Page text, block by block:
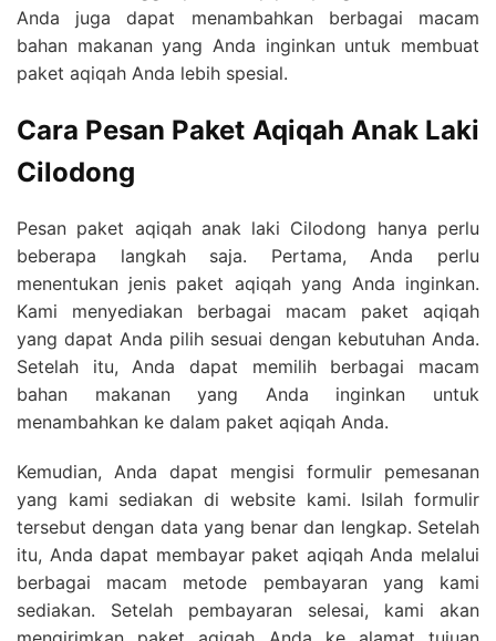
Anda juga dapat menambahkan berbagai macam
bahan makanan yang Anda inginkan untuk membuat
paket aqiqah Anda lebih spesial.
Cara Pesan Paket Aqiqah Anak Laki
Cilodong
Pesan paket aqiqah anak laki Cilodong hanya perlu
beberapa langkah saja. Pertama, Anda perlu
menentukan jenis paket aqiqah yang Anda inginkan.
Kami menyediakan berbagai macam paket aqiqah
yang dapat Anda pilih sesuai dengan kebutuhan Anda.
Setelah itu, Anda dapat memilih berbagai macam
bahan makanan yang Anda inginkan untuk
menambahkan ke dalam paket aqiqah Anda.
Kemudian, Anda dapat mengisi formulir pemesanan
yang kami sediakan di website kami. Isilah formulir
tersebut dengan data yang benar dan lengkap. Setelah
itu, Anda dapat membayar paket aqiqah Anda melalui
berbagai macam metode pembayaran yang kami
sediakan. Setelah pembayaran selesai, kami akan